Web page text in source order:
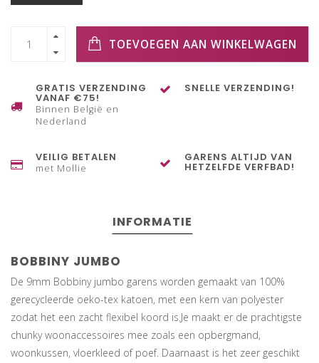
TOEVOEGEN AAN WINKELWAGEN
GRATIS VERZENDING
VANAF €75!
Binnen België en
Nederland
SNELLE VERZENDING!
VEILIG BETALEN
met Mollie
GARENS ALTIJD VAN
HETZELFDE VERFBAD!
INFORMATIE
BOBBINY JUMBO
De 9mm Bobbiny jumbo garens worden gemaakt van 100%
gerecycleerde oeko-tex katoen, met een kern van polyester
zodat het een zacht flexibel koord is.Je maakt er de prachtigste
chunky woonaccessoires mee zoals een opbergmand,
woonkussen, vloerkleed of poef. Daarnaast is het zeer geschikt